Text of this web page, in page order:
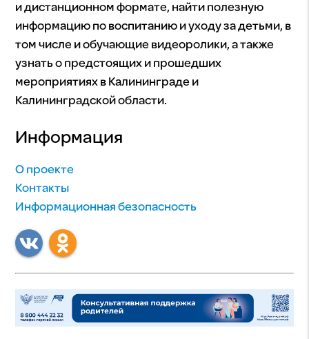
и дистанционном формате, найти полезную
информацию по воспитанию и уходу за детьми, в
том числе и обучающие видеоролики, а также
узнать о предстоящих и прошедших
мероприятиях в Калининграде и
Калининградской области.
Информация
О проекте
Контакты
Информационная безопасность